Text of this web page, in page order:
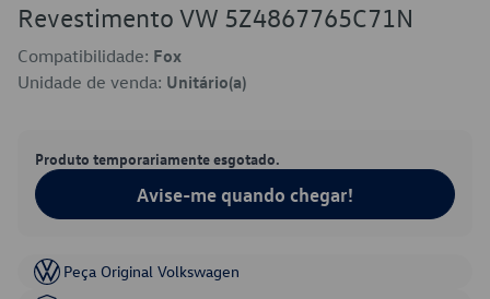
Revestimento VW 5Z4867765C71N
Compatibilidade: Fox
Unidade de venda: Unitário(a)
Produto temporariamente esgotado.
Avise-me quando chegar!
Peça Original Volkswagen